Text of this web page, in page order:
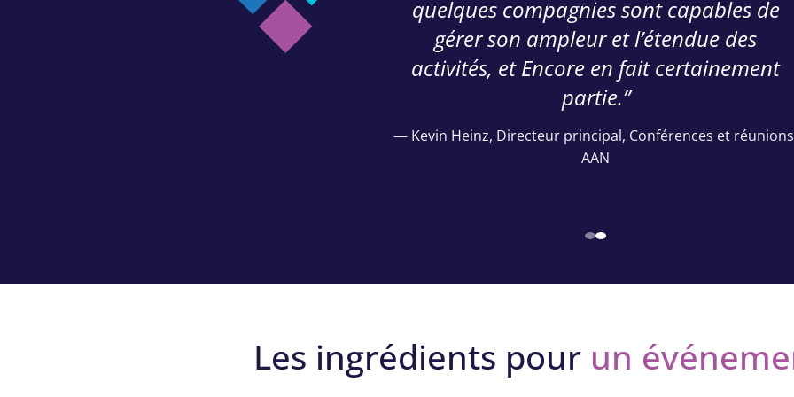
quelques compagnies sont capables de
gérer son ampleur et l’étendue des
activités, et Encore en fait certainement
partie.”
— Kevin Heinz, Directeur principal, Conférences et
AAN
Slide 1
Slide 2
Les ingrédients pour un